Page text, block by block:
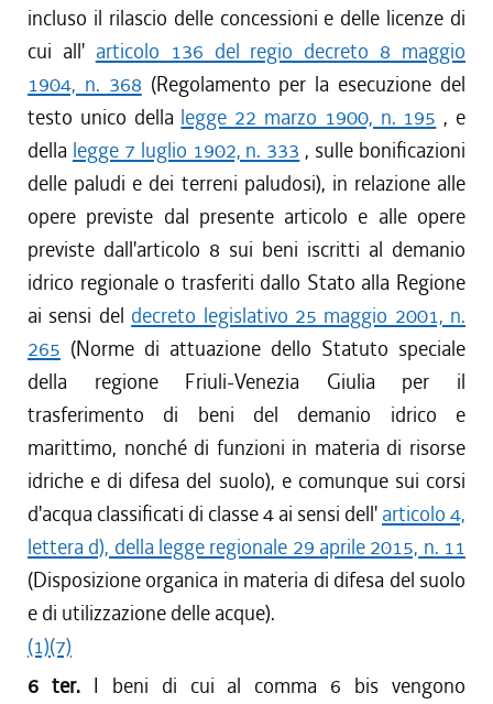
incluso il rilascio delle concessioni e delle licenze di
cui all' articolo 136 del regio decreto 8 maggio
1904, n. 368 (Regolamento per la esecuzione del
testo unico della legge 22 marzo 1900, n. 195 , e
della legge 7 luglio 1902, n. 333 , sulle bonificazioni
delle paludi e dei terreni paludosi), in relazione alle
opere previste dal presente articolo e alle opere
previste dall'articolo 8 sui beni iscritti al demanio
idrico regionale o trasferiti dallo Stato alla Regione
ai sensi del decreto legislativo 25 maggio 2001, n.
265 (Norme di attuazione dello Statuto speciale
della regione Friuli-Venezia Giulia per il
trasferimento di beni del demanio idrico e
marittimo, nonché di funzioni in materia di risorse
idriche e di difesa del suolo), e comunque sui corsi
d'acqua classificati di classe 4 ai sensi dell' articolo 4,
lettera d), della legge regionale 29 aprile 2015, n. 11
(Disposizione organica in materia di difesa del suolo
e di utilizzazione delle acque).
(1)(7)
6 ter. I beni di cui al comma 6 bis vengono